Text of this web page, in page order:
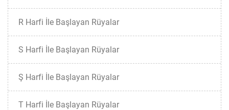
R Harfi İle Başlayan Rüyalar
S Harfi İle Başlayan Rüyalar
Ş Harfi İle Başlayan Rüyalar
T Harfi İle Başlayan Rüyalar